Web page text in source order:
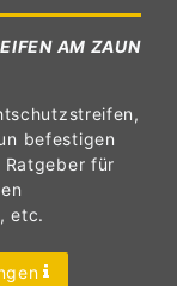
AM ZAUN
befestigen
Ratgeber für
etc.